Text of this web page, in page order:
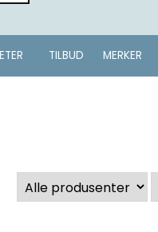
TILBUD MERKER